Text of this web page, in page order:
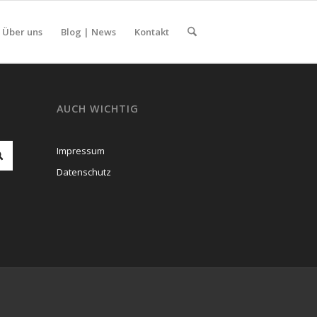
Über uns Blog | News Kontakt
AUCH WICHTIG
Impressum
Datenschutz